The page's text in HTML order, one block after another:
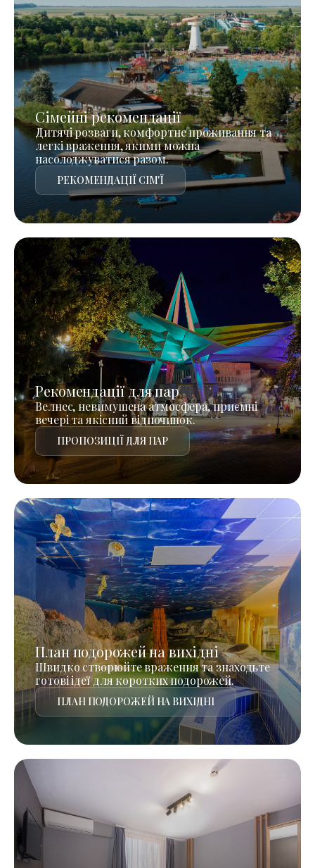
Сімейні рекомендації
Дитячі розваги, комфортне проживання та
легкі враження, якими можна
насолоджуватися разом.
РЕКОМЕНДАЦІЇ СІМ'Ї
Рекомендації для пар
Велнес, невимушена атмосфера, приємні
вечері та якісний відпочинок.
ПРОПОЗИЦІЇ ДЛЯ ПАР
План подорожей на вихідні
Швидко створюйте враження та знаходьте
готові ідеї для коротких подорожей.
ПЛАН ПОДОРОЖЕЙ НА ВИХІДНІ